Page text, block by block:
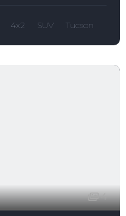
4x2 SUV
Tucson
4